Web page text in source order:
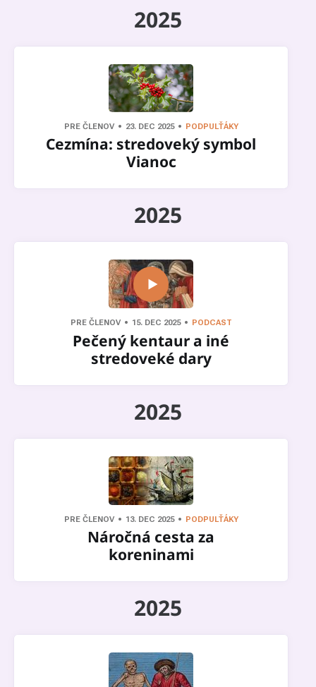
2025
PRE ČLENOV 23. DEC 2025 PODPULŤÁKY
Cezmína: stredoveký symbol
Vianoc
2025
PRE ČLENOV 15. DEC 2025 PODCAST
Pečený kentaur a iné
stredoveké dary
2025
PRE ČLENOV 13. DEC 2025 PODPULŤÁKY
Náročná cesta za
koreninami
2025